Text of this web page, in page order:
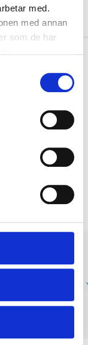
med.
med annan
som de har
bought